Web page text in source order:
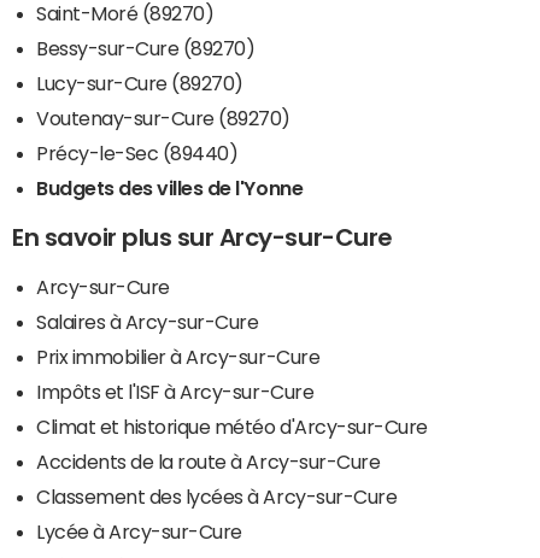
Saint-Moré (89270)
Bessy-sur-Cure (89270)
Lucy-sur-Cure (89270)
Voutenay-sur-Cure (89270)
Précy-le-Sec (89440)
Budgets des villes de l'Yonne
En savoir plus sur Arcy-sur-Cure
Arcy-sur-Cure
Salaires à Arcy-sur-Cure
Prix immobilier à Arcy-sur-Cure
Impôts et l'ISF à Arcy-sur-Cure
Climat et historique météo d'Arcy-sur-Cure
Accidents de la route à Arcy-sur-Cure
Classement des lycées à Arcy-sur-Cure
Lycée à Arcy-sur-Cure